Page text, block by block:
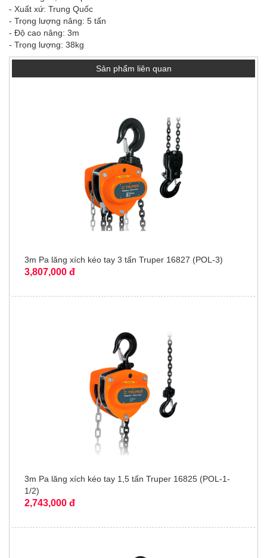
- Xuất xứ: Trung Quốc
- Trọng lượng nâng: 5 tấn
- Độ cao nâng: 3m
- Trọng lượng: 38kg
Sản phẩm liên quan
3m Pa lăng xích kéo tay 3 tấn Truper 16827 (POL-3)
3,807,000 đ
3m Pa lăng xích kéo tay 1,5 tấn Truper 16825 (POL-1-
1/2)
2,743,000 đ